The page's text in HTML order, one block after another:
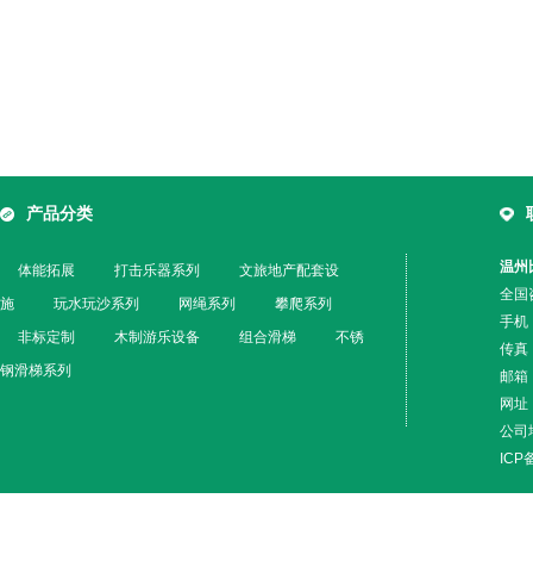
产品分类
体能拓展 打击乐器系列
文旅地产配套设
施
玩水玩沙系列 网绳系列
攀爬系列
非标定制
木制游乐设备 组合滑梯
不锈
钢滑梯系列
温州
全国
手机
传真
邮箱
网
公司
ICP